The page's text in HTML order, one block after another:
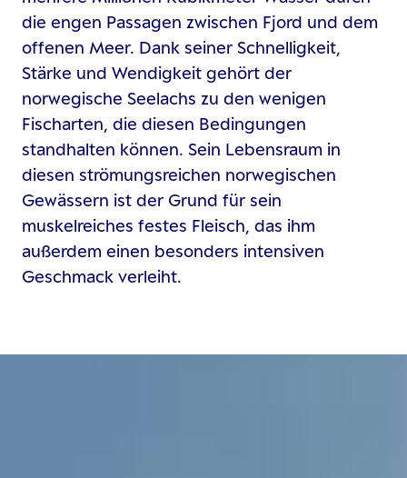
die engen Passagen zwischen Fjord und dem
offenen Meer. Dank seiner Schnelligkeit,
Stärke und Wendigkeit gehört der
norwegische Seelachs zu den wenigen
Fischarten, die diesen Bedingungen
standhalten können. Sein Lebensraum in
diesen strömungsreichen norwegischen
Gewässern ist der Grund für sein
muskelreiches festes Fleisch, das ihm
außerdem einen besonders intensiven
Geschmack verleiht.